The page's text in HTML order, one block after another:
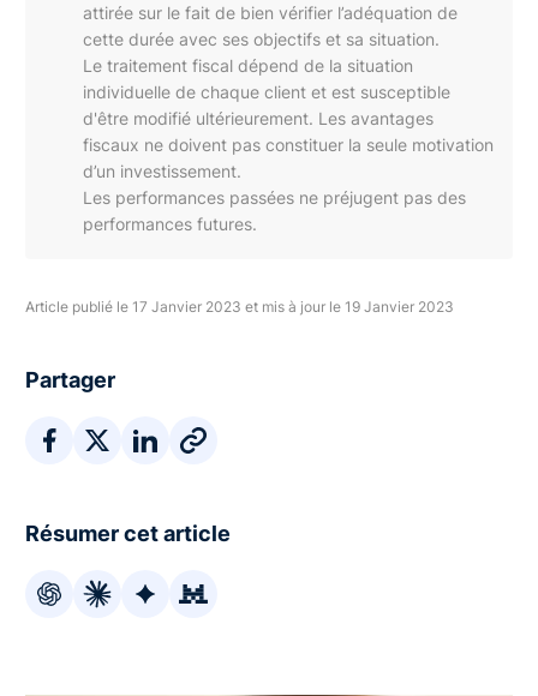
attirée sur le fait de bien vérifier l’adéquation de
cette durée avec ses objectifs et sa situation.
Le traitement fiscal dépend de la situation
individuelle de chaque client et est susceptible
d'être modifié ultérieurement. Les avantages
fiscaux ne doivent pas constituer la seule motivation
d’un investissement.
Les performances passées ne préjugent pas des
performances futures.
Article publié le 17 Janvier 2023 et mis à jour le 19 Janvier 2023
Partager
Résumer cet article